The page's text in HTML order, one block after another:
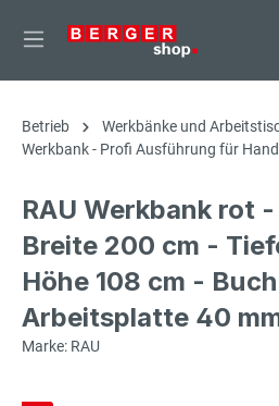
springen
Betrieb
Werkbänke und
Werkbank - Profi Ausführung für
RAU Werkbank rot
Breite 200 cm -
Höhe 108 cm -
Arbeitsplatte 40
Marke: RAU